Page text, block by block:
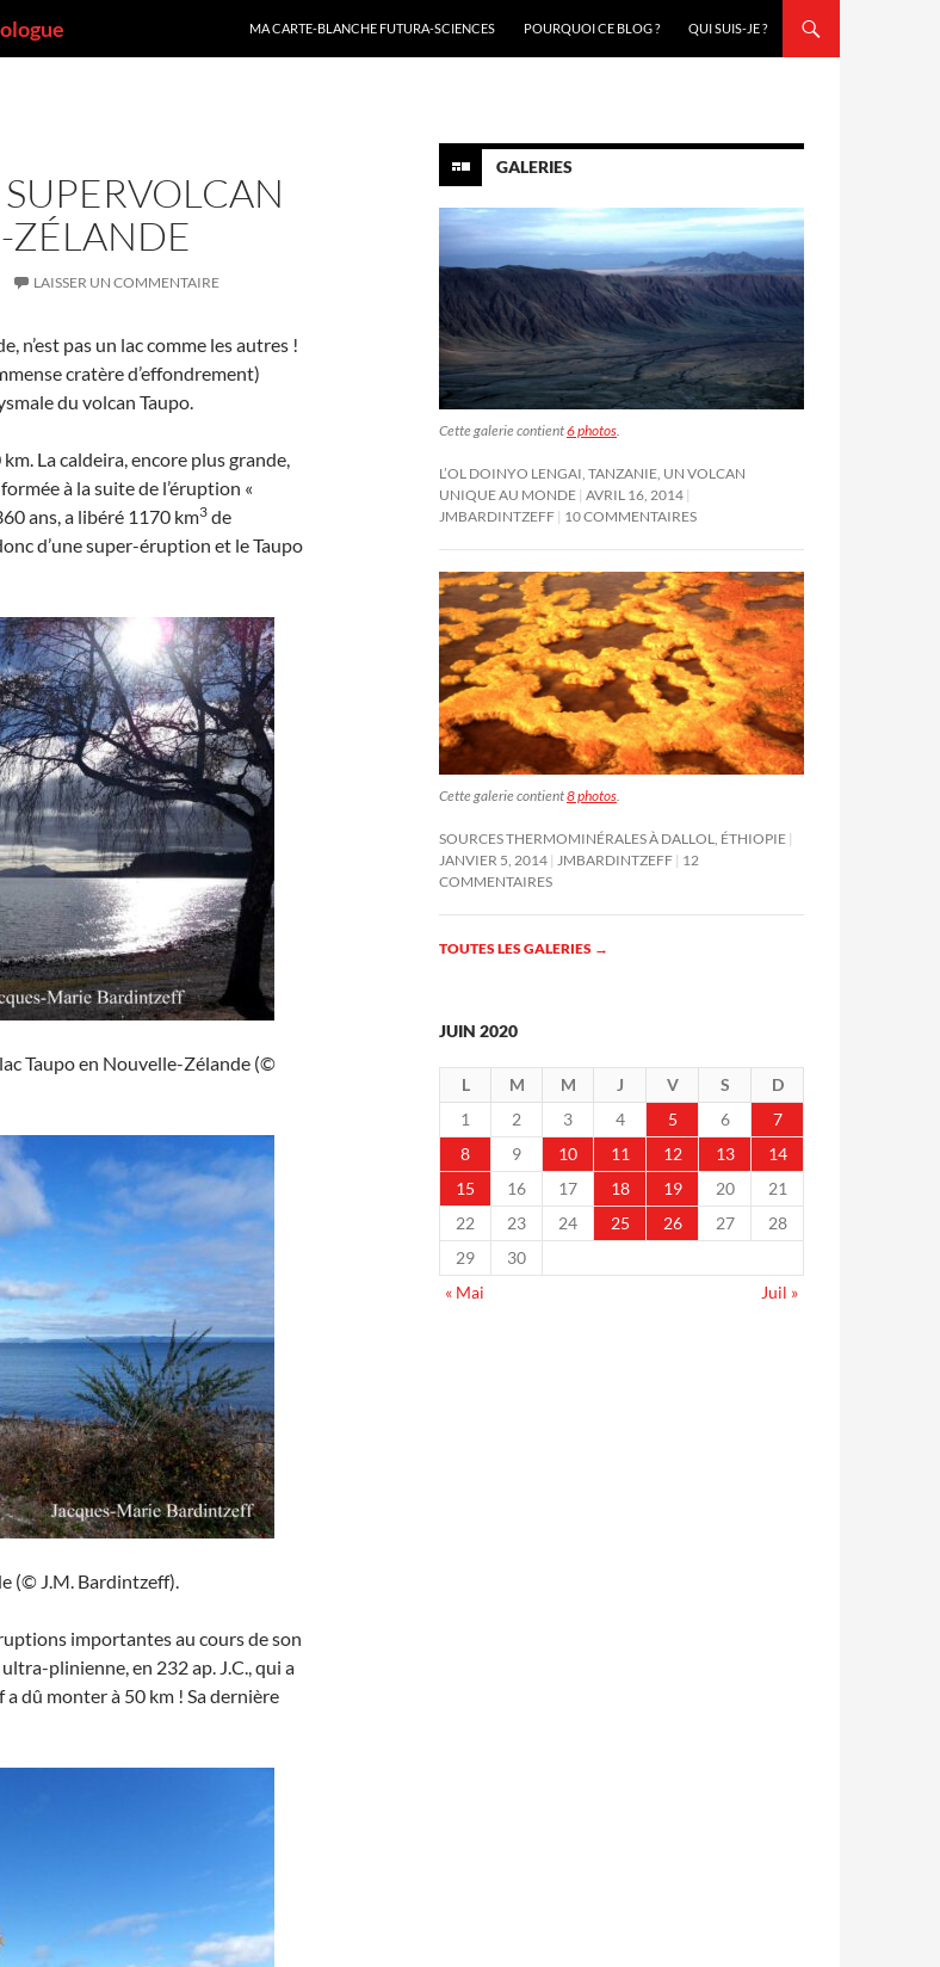
MA CARTE-BLANCHE FUTURA-SCIENCES
POURQUOI CE BLOG ? QUI SUIS-JE ?
ZÉLANDE
LAISSER UN COMMENTAIRE
n’est pas un lac comme les autres !
cratère d’effondrement)
du volcan Taupo.
La caldeira, encore plus grande,
à la suite de l’éruption «
ans, a libéré 1170 km3 de
d’une super-éruption et le Taupo
Taupo en Nouvelle-Zélande (©
(© J.M. Bardintzeff).
importantes au cours de son
plinienne, en 232 ap. J.C., qui a
a dû monter à 50 km ! Sa dernière
GALERIES
Cette galerie contient6 photos.
L’OL DOINYO LENGAI, TANZANIE, UN VOLCAN
UNIQUE AU MONDE AVRIL 16, 2014
JMBARDINTZEFF 10 COMMENTAIRES
Cette galerie contient8 photos
SOURCES THERMOMINÉRALES À DALLOL, ÉTHIOPIE
JANVIER 5, 2014
JMBARDINTZEFF 12
COMMENTAIRES
TOUTES LES GALERIES →
JUIN 2020
L M M J V S
D
1
2 3 4 5 6
7
8
9 10 11 12 13
14
15
16 17 18 19 20
21
22
23 24 25 26 27
28
29
30
« Mai
Juil »